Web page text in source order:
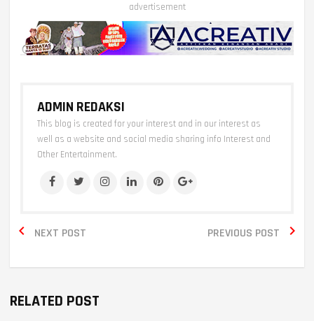
advertisement
ADMIN REDAKSI
This blog is created for your interest and in our interest as
well as a website and social media sharing info Interest and
Other Entertainment.
NEXT POST
 PREVIOUS POST 
RELATED POST